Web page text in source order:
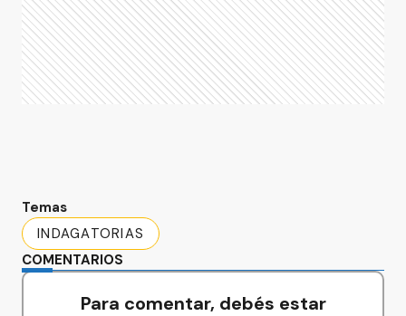
Temas
INDAGATORIAS
COMENTARIOS
Para comentar, debés estar